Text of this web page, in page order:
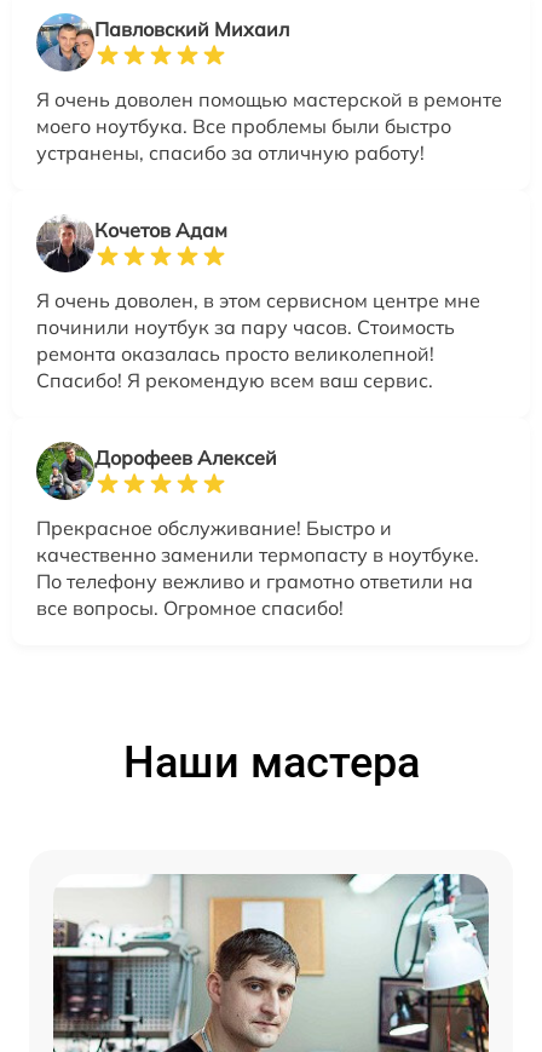
Павловский Михаил
Я очень доволен помощью мастерской в ремонте
моего ноутбука. Все проблемы были быстро
устранены, спасибо за отличную работу!
Кочетов Адам
Я очень доволен, в этом сервисном центре мне
починили ноутбук за пару часов. Стоимость
ремонта оказалась просто великолепной!
Спасибо! Я рекомендую всем ваш сервис.
Дорофеев Алексей
Прекрасное обслуживание! Быстро и
качественно заменили термопасту в ноутбуке.
По телефону вежливо и грамотно ответили на
все вопросы. Огромное спасибо!
Наши мастера